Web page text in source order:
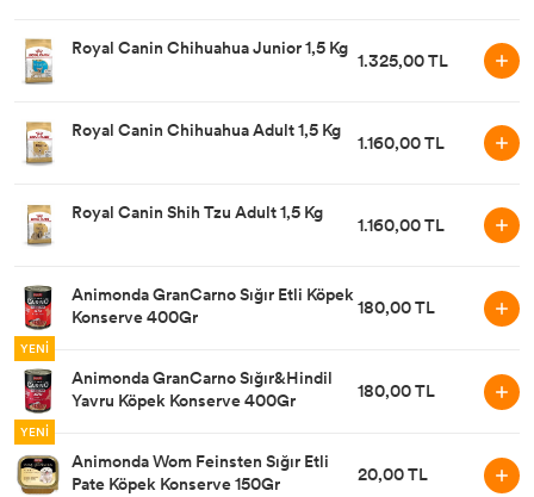
Royal Canin Chihuahua Junior 1,5 Kg
1.325,00 TL
Royal Canin Chihuahua Adult 1,5 Kg
1.160,00 TL
Royal Canin Shih Tzu Adult 1,5 Kg
1.160,00 TL
YENİ
Animonda GranCarno Sığır Etli Köpek
Konserve 400Gr
180,00 TL
YENİ
Animonda GranCarno Sığır&Hindil
Yavru Köpek Konserve 400Gr
180,00 TL
Animonda Wom Feinsten Sığır Etli
Pate Köpek Konserve 150Gr
20,00 TL